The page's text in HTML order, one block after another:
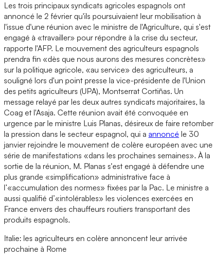
Les trois principaux syndicats agricoles espagnols ont
annoncé le 2 février qu'ils poursuivaient leur mobilisation à
l'issue d'une réunion avec le ministre de l'Agriculture, qui s'est
engagé à «travailler» pour répondre à la crise du secteur,
rapporte l'AFP. Le mouvement des agriculteurs espagnols
prendra fin «dès que nous aurons des mesures concrètes»
sur la politique agricole, «au service» des agriculteurs, a
souligné lors d'un point presse la vice-présidente de l'Union
des petits agriculteurs (UPA), Montserrat Cortiñas. Un
message relayé par les deux autres syndicats majoritaires, la
Coag et l'Asaja. Cette réunion avait été convoquée en
urgence par le ministre Luis Planas, désireux de faire retomber
la pression dans le secteur espagnol, qui a annoncé le 30
janvier rejoindre le mouvement de colère européen avec une
série de manifestations «dans les prochaines semaines». À la
sortie de la réunion, M. Planas s'est engagé à défendre une
plus grande «simplification» administrative face à
l’«accumulation des normes» fixées par la Pac. Le ministre a
aussi qualifié d’«intolérables» les violences exercées en
France envers des chauffeurs routiers transportant des
produits espagnols.
Italie: les agriculteurs en colère annoncent leur arrivée
prochaine à Rome